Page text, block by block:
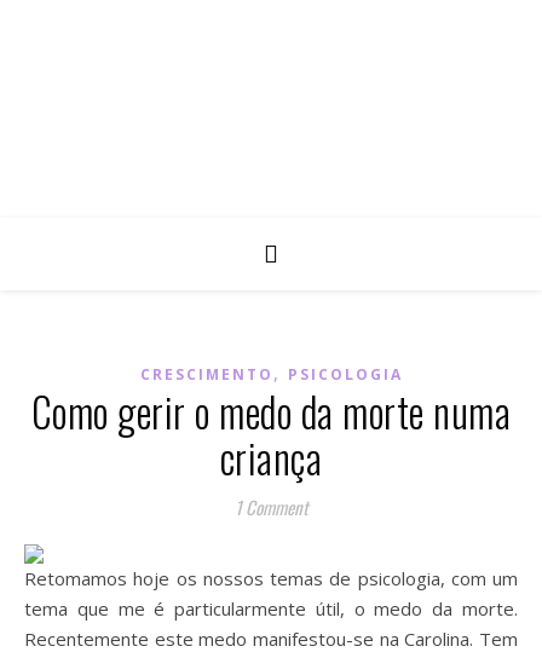
CRESCIMENTO , PSICOLOGIA
Como gerir o medo da morte numa
criança
1 Comment
Retomamos hoje os nossos temas de psicologia, com um
tema que me é particularmente útil, o medo da morte.
Recentemente este medo manifestou-se na Carolina. Tem